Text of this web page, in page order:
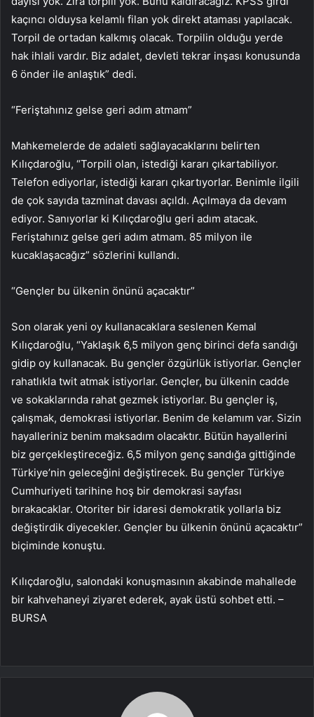
kaçıncı olduysa kelamlı filan yok direkt ataması yapılacak.
Torpil de ortadan kalkmış olacak. Torpilin olduğu yerde
hak ihlali vardır. Biz adalet, devleti tekrar inşası konusunda
6 önder ile anlaştık” dedi.
“Feriştahınız gelse geri adım atmam”
Mahkemelerde de adaleti sağlayacaklarını belirten
Kılıçdaroğlu, “Torpili olan, istediği kararı çıkartabiliyor.
Telefon ediyorlar, istediği kararı çıkartıyorlar. Benimle ilgili
de çok sayıda tazminat davası açıldı. Açılmaya da devam
ediyor. Sanıyorlar ki Kılıçdaroğlu geri adım atacak.
Feriştahınız gelse geri adım atmam. 85 milyon ile
kucaklaşacağız” sözlerini kullandı.
“Gençler bu ülkenin önünü açacaktır”
Son olarak yeni oy kullanacaklara seslenen Kemal
Kılıçdaroğlu, “Yaklaşık 6,5 milyon genç birinci defa sandığı
gidip oy kullanacak. Bu gençler özgürlük istiyorlar. Gençler
rahatlıkla twit atmak istiyorlar. Gençler, bu ülkenin cadde
ve sokaklarında rahat gezmek istiyorlar. Bu gençler iş,
çalışmak, demokrasi istiyorlar. Benim de kelamım var. Sizin
hayalleriniz benim maksadım olacaktır. Bütün hayallerini
biz gerçekleştireceğiz. 6,5 milyon genç sandığa gittiğinde
Türkiye’nin geleceğini değiştirecek. Bu gençler Türkiye
Cumhuriyeti tarihine hoş bir demokrasi sayfası
bırakacaklar. Otoriter bir idaresi demokratik yollarla biz
değiştirdik diyecekler. Gençler bu ülkenin önünü açacaktır”
biçiminde konuştu.
Kılıçdaroğlu, salondaki konuşmasının akabinde mahallede
bir kahvehaneyi ziyaret ederek, ayak üstü sohbet etti. –
BURSA